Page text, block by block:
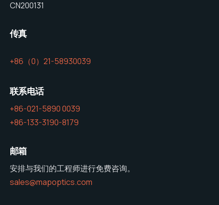
CN200131
传真
+86（0）21-58930039
联系电话
+86-021-5890 0039
+86-133-3190-8179
邮箱
安排与我们的工程师进行免费咨询。
sales@mapoptics.com